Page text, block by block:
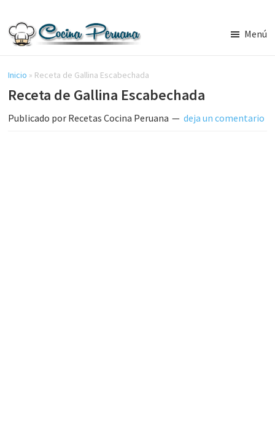
contenido
lateral
principal
Cocina
Peruana,
Recetas
de
Comida
Menú
Inicio » Receta de Gallina Escabechada
Receta de Gallina Escabechada
Publicado por Recetas Cocina Peruana deja un comentario